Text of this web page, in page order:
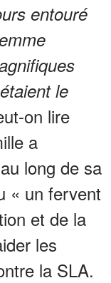
entouré
le
on lire
a
long de sa
« un fervent
et de la
les
la SLA.